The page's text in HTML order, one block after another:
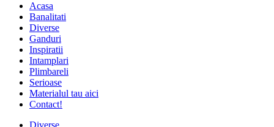
Acasa
Banalitati
Diverse
Ganduri
Inspiratii
Intamplari
Plimbareli
Serioase
Materialul tau aici
Contact!
Diverse